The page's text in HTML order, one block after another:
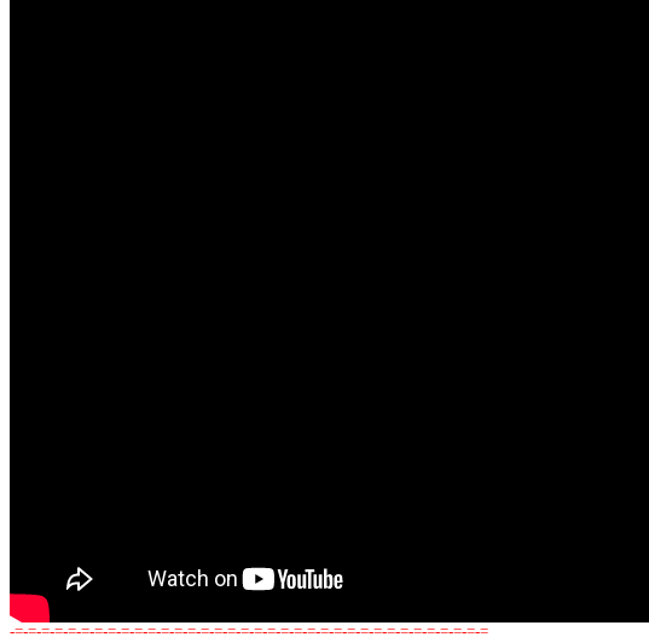
-=-=-=-=-=-=-=-=-=-=-=-=-=-=-=-=-=-=-=-=-=-=-=-=-=-=-=-=-=-=-=-=-=-=-=-=